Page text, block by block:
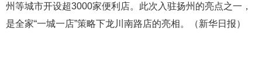
州等城市开设超3000家便利店。此次入驻扬州的亮点之一，
是全家“一城一店”策略下龙川南路店的亮相。（新华日报）